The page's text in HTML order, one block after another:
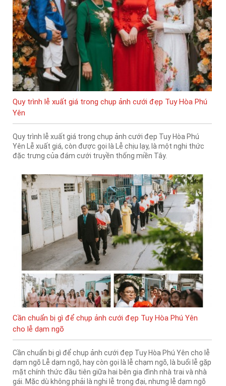
Quy trình lễ xuất giá trong chụp ảnh cưới đẹp Tuy Hòa Phú
Yên
Quy trình lễ xuất giá trong chụp ảnh cưới đẹp Tuy Hòa Phú
Yên Lễ xuất giá, còn được gọi là Lễ chịu lạy, là một nghi thức
đặc trưng của đám cưới truyền thống miền Tây.
Cần chuẩn bị gì để chụp ảnh cưới đẹp Tuy Hòa Phú Yên
cho lễ dạm ngõ
Cần chuẩn bị gì để chụp ảnh cưới đẹp Tuy Hòa Phú Yên cho lễ
dạm ngõ Lễ dạm ngõ, hay còn gọi là lễ chạm ngõ, là buổi lễ gặp
mặt chính thức đầu tiên giữa hai bên gia đình nhà trai và nhà
gái. Mặc dù không phải là nghi lễ trọng đại, nhưng lễ dạm ngõ